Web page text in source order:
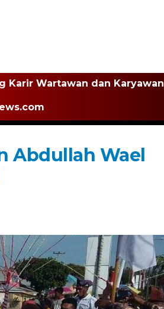
Karir Wartawan dan Karyawan
Abdullah Wael